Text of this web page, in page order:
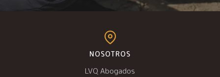
NOSOTROS
LVQ Abogados